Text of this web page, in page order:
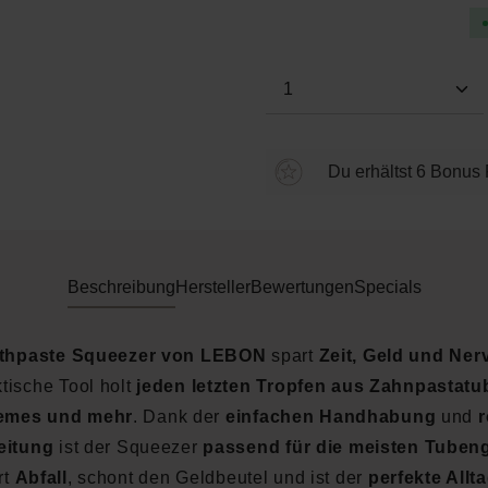
Produkt Anzahl:
Du erhältst 6
Beschreibung HerstellerBewertungenSpecials
Squeezer von LEBON spart Zeit, Geld und
Tool holt jeden letzten Tropfen aus
und mehr. Dank der einfachen Handhabung und
ist der Squeezer passend für die meisten
Abfall , schont den Geldbeutel und ist der perfekte